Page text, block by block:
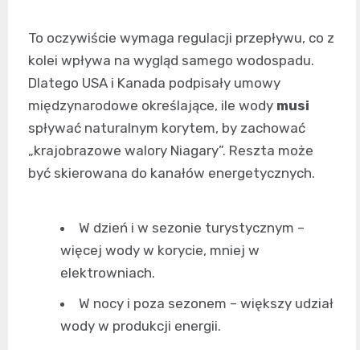
To oczywiście wymaga regulacji przepływu, co z
kolei wpływa na wygląd samego wodospadu.
Dlatego USA i Kanada podpisały umowy
międzynarodowe określające, ile wody musi
spływać naturalnym korytem, by zachować
„krajobrazowe walory Niagary”. Reszta może
być skierowana do kanałów energetycznych.
W dzień i w sezonie turystycznym –
więcej wody w korycie, mniej w
elektrowniach.
W nocy i poza sezonem – większy udział
wody w produkcji energii.